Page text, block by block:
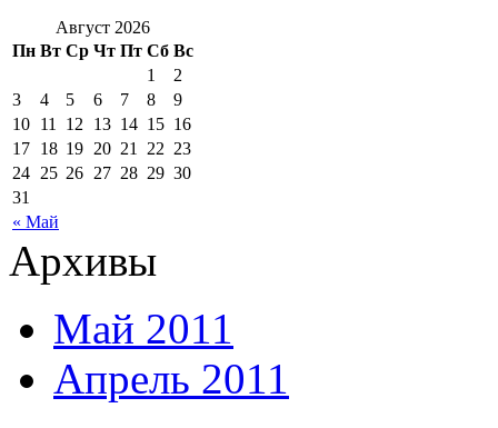
Август 2026
Пн Вт Ср Чт Пт Сб Вс
« Май
1
2
3
4 5 6 7 8
9
10 11 12 13 14 15 16
17 18 19 20 21 22 23
24 25 26 27 28 29 30
31
Архивы
Май 2011
Апрель 2011